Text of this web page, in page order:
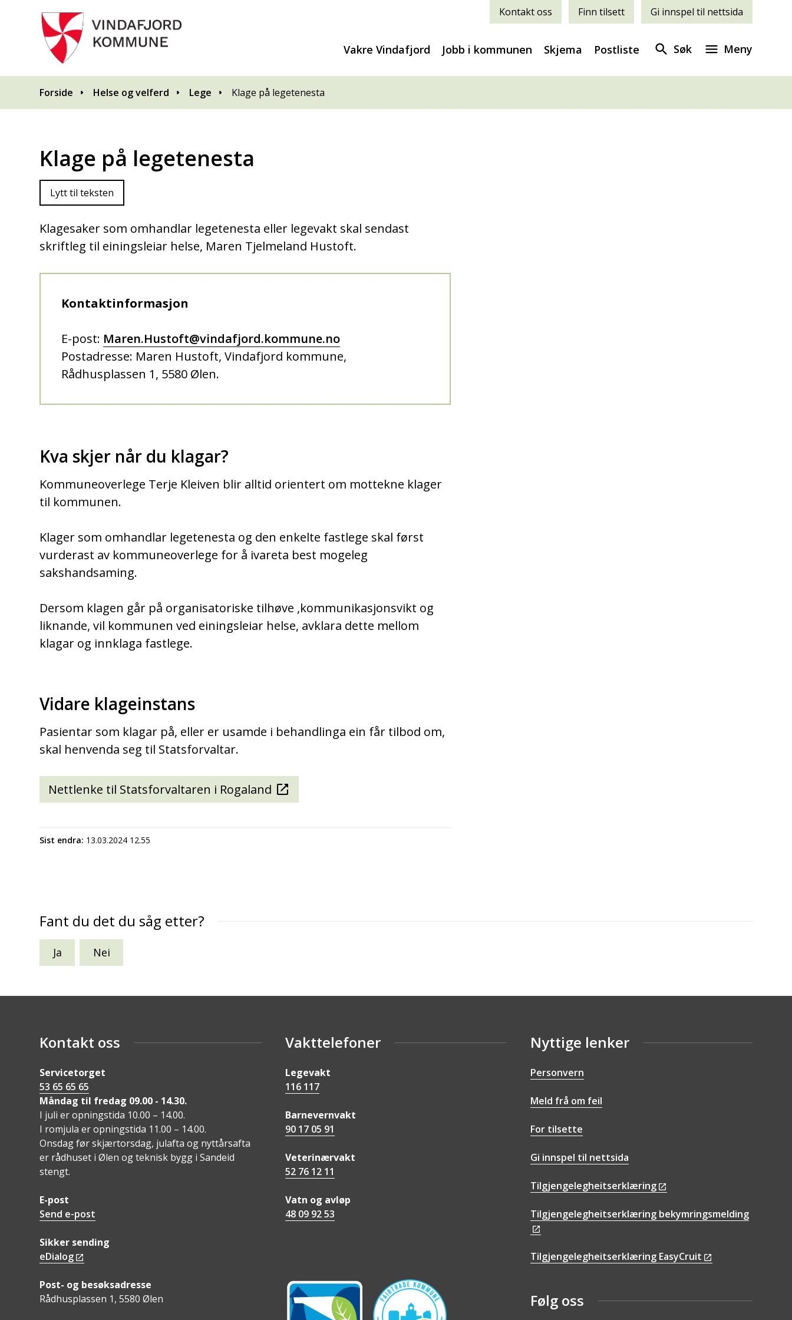
Kontakt oss Finn tilsett Gi innspel til nettsida
Vakre Vindafjord Jobb i kommunen Skjema Postliste Søk Meny
Du er her:
Forside Helse og velferd Lege Klage på legetenesta
Klage på legetenesta
Lytt til teksten
Klagesaker som omhandlar legetenesta eller legevakt skal sendast
skriftleg til einingsleiar helse, Maren Tjelmeland Hustoft.
Kontaktinformasjon
E-post: Maren.Hustoft@vindafjord.kommune.no
Postadresse: Maren Hustoft, Vindafjord kommune,
Rådhusplassen 1, 5580 Ølen.
Kva skjer når du klagar?
Kommuneoverlege Terje Kleiven blir alltid orientert om mottekne klager
til kommunen.
Klager som omhandlar legetenesta og den enkelte fastlege skal først
vurderast av kommuneoverlege for å ivareta best mogeleg
sakshandsaming.
Dersom klagen går på organisatoriske tilhøve ,kommunikasjonsvikt og
liknande, vil kommunen ved einingsleiar helse, avklara dette mellom
klagar og innklaga fastlege.
Vidare klageinstans
Pasientar som klagar på, eller er usamde i behandlinga ein får tilbod om,
skal henvenda seg til Statsforvaltar.
Nettlenke til Statsforvaltaren i Rogaland
Sist endra 13.03.2024 12.55
Fant du det du såg etter?
Ja Nei
Kontakt oss
Servicetorget
53 65 65 65
Måndag til fredag 09.00 - 14.30.
I juli er opningstida 10.00 – 14.00.
I romjula er opningstida 11.00 – 14.00.
Onsdag før skjærtorsdag, julafta og nyttårsafta
er rådhuset i Ølen og teknisk bygg i Sandeid
stengt.
E-post
Send e-post
Sikker sending
eDialog
Post- og besøksadresse
Rådhusplassen 1, 5580 Ølen
Vakttelefoner
Legevakt
116 117
Barnevernvakt
90 17 05 91
Veterinærvakt
52 76 12 11
Vatn og avløp
48 09 92 53
Nyttige lenker
Personvern
Meld frå om feil
For tilsette
Gi innspel til nettsida
Tilgjengelegheitserklæring
Tilgjengelegheitserklæring bekymringsmelding
Tilgjengelegheitserklæring EasyCruit
Følg oss